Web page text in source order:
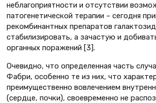
неблагоприятности и отсутствии
патогенетической терапии – сегодня
рекомбинантных препаратов
стабилизировать, а зачастую и
органных поражений [3].
Очевидно, что определенная часть
Фабри, особенно те из них, что
преимущественно вовлечением
(сердце, почки), своевременно не